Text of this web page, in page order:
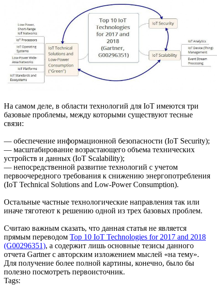
На самом деле, в области технологий для IoT имеются три
базовые проблемы, между которыми существуют тесные
связи:
— обеспечение информационной безопасности (IoT Security);
— масштабирование возрастающего объема технических
устройств и данных (IoT Scalability);
— непосредственной развитие технологий с учетом
первоочередного требования к снижению энергопотребления
(IoT Technical Solutions and Low-Power Consumption).
Остальные частные технологические направления так или
иначе тяготеют к решению одной из трех базовых проблем.
Считаю важным сказать, что данная статья не является
прямым переводом Top 10 IoT Technologies for 2017 and 2018
(G00296351), а содержит лишь основные тезисы данного
отчета Gartner с авторским изложением мыслей «на тему».
Для получение более полной картины, конечно, было бы
полезно посмотреть первоисточник.
Tags: